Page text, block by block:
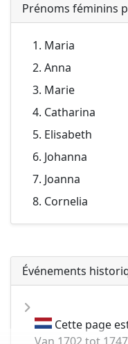
Prénoms féminins
Maria
Anna
Marie
Catharina
Elisabeth
Johanna
Joanna
Cornelia
Événements
Cette page